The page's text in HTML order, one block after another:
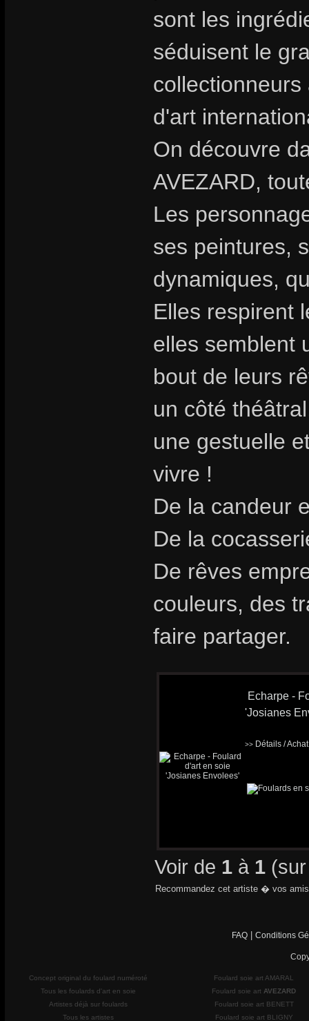
sont les
séduisent le
collectionneurs
d'art
On découvre
AVEZARD,
Les
ses peintures,
dynamiques,
Elles respirent
elles semblent
bout de leurs
un côté
une gestuelle
vivre !
De la candeur
De la
De rêves
couleurs, des
faire partager.
Echarpe -
'Josianes
>> Détails /
Voir de 1 à 1
Recommandez cet artiste � vos
FAQ Conditions
Concept original du foulard numéroté
Tous les foulards d'art en soie
Artistes déjà sur foulards
Tous les artistes
Foulard soie art AMARAL
Foulard soie art AVEZARD
Foulard soie art BENETT
Foulard soie art BLIGNY